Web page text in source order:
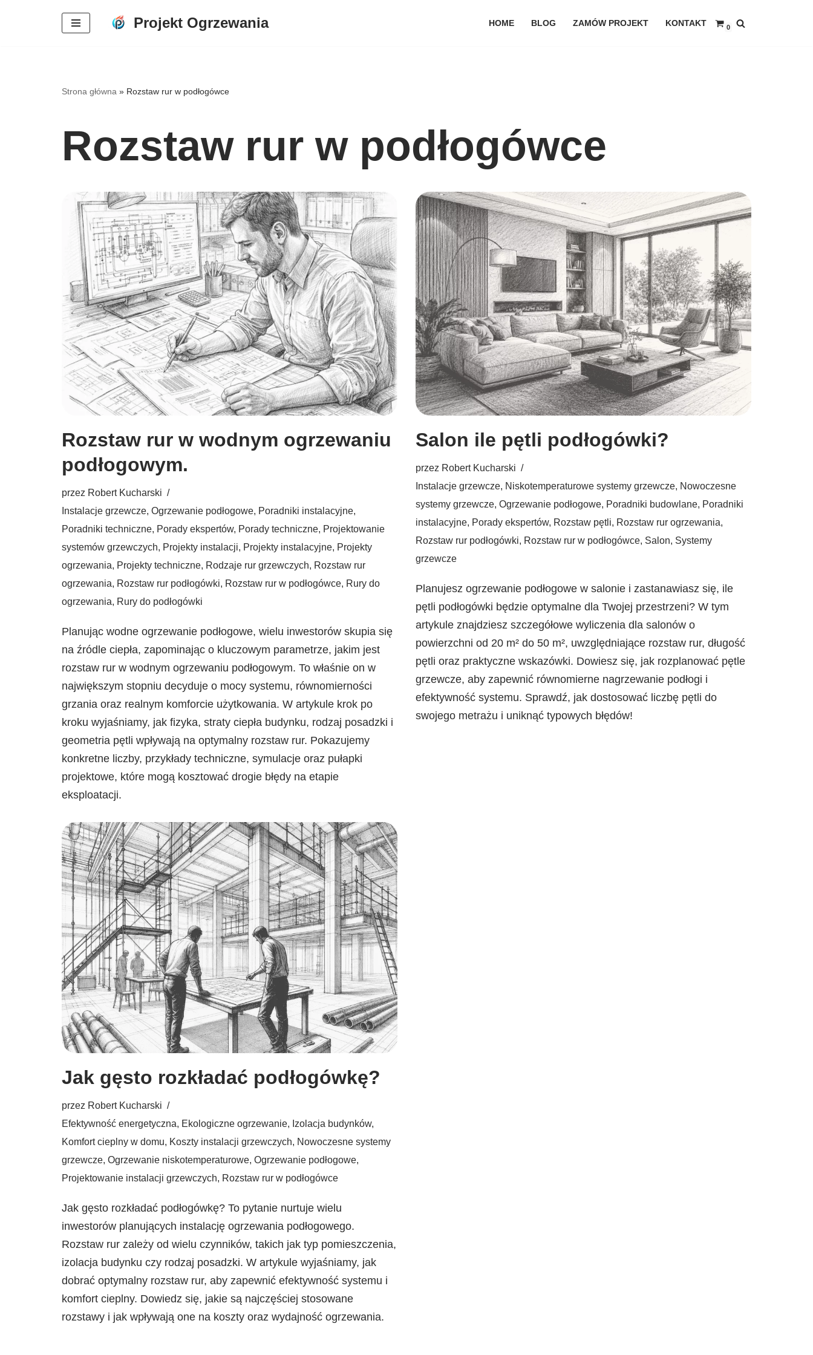
Projekt Ogrzewania HOME BLOG ZAMÓW PROJEKT KONTAKT 0
Strona główna » Rozstaw rur w podłogówce
Rozstaw rur w podłogówce
Rozstaw rur w wodnym ogrzewaniu
podłogowym.
przez Robert Kucharski
Instalacje grzewcze, Ogrzewanie podłogowe, Poradniki instalacyjne,
Poradniki techniczne, Porady ekspertów, Porady techniczne, Projektowanie
systemów grzewczych, Projekty instalacji, Projekty instalacyjne, Projekty
ogrzewania, Projekty techniczne, Rodzaje rur grzewczych, Rozstaw rur
ogrzewania, Rozstaw rur podłogówki, Rozstaw rur w podłogówce, Rury do
ogrzewania, Rury do podłogówki
Planując wodne ogrzewanie podłogowe, wielu inwestorów skupia się
na źródle ciepła, zapominając o kluczowym parametrze, jakim jest
rozstaw rur w wodnym ogrzewaniu podłogowym. To właśnie on w
największym stopniu decyduje o mocy systemu, równomierności
grzania oraz realnym komforcie użytkowania. W artykule krok po
kroku wyjaśniamy, jak fizyka, straty ciepła budynku, rodzaj posadzki i
geometria pętli wpływają na optymalny rozstaw rur. Pokazujemy
konkretne liczby, przykłady techniczne, symulacje oraz pułapki
projektowe, które mogą kosztować drogie błędy na etapie
eksploatacji.
Salon ile pętli podłogówki?
przez Robert Kucharski
Instalacje grzewcze, Niskotemperaturowe systemy grzewcze, Nowoczesne
systemy grzewcze, Ogrzewanie podłogowe, Poradniki budowlane, Poradniki
instalacyjne, Porady ekspertów, Rozstaw pętli, Rozstaw rur ogrzewania,
Rozstaw rur podłogówki, Rozstaw rur w podłogówce, Salon, Systemy
grzewcze
Planujesz ogrzewanie podłogowe w salonie i zastanawiasz się, ile
pętli podłogówki będzie optymalne dla Twojej przestrzeni? W tym
artykule znajdziesz szczegółowe wyliczenia dla salonów o
powierzchni od 20 m² do 50 m², uwzględniające rozstaw rur, długość
pętli oraz praktyczne wskazówki. Dowiesz się, jak rozplanować pętle
grzewcze, aby zapewnić równomierne nagrzewanie podłogi i
efektywność systemu. Sprawdź, jak dostosować liczbę pętli do
swojego metrażu i uniknąć typowych błędów!
Jak gęsto rozkładać podłogówkę?
przez Robert Kucharski
Efektywność energetyczna, Ekologiczne ogrzewanie, Izolacja budynków,
Komfort cieplny w domu, Koszty instalacji grzewczych, Nowoczesne systemy
grzewcze, Ogrzewanie niskotemperaturowe, Ogrzewanie podłogowe,
Projektowanie instalacji grzewczych, Rozstaw rur w podłogówce
Jak gęsto rozkładać podłogówkę? To pytanie nurtuje wielu
inwestorów planujących instalację ogrzewania podłogowego.
Rozstaw rur zależy od wielu czynników, takich jak typ pomieszczenia,
izolacja budynku czy rodzaj posadzki. W artykule wyjaśniamy, jak
dobrać optymalny rozstaw rur, aby zapewnić efektywność systemu i
komfort cieplny. Dowiedz się, jakie są najczęściej stosowane
rozstawy i jak wpływają one na koszty oraz wydajność ogrzewania.